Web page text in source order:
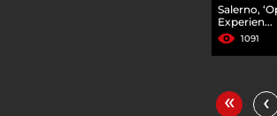
Salerno,
Experien...
1091
« ‹